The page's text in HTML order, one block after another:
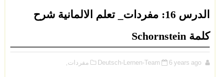
الدرس 16: مفردات_ تعلم الالمانية شرح
كلمة Schornstein
Deutsch-Lernen-Team 6 years ago مفردات,